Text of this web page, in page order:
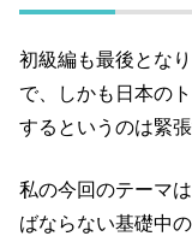
初級編も最後とな
で、しかも日本の
するというのは緊張
私の今回のテーマ
ばならない基礎中